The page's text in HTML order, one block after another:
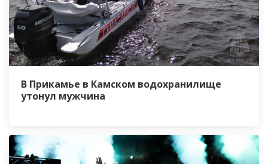
В Прикамье в Камском водохранилище
утонул мужчина